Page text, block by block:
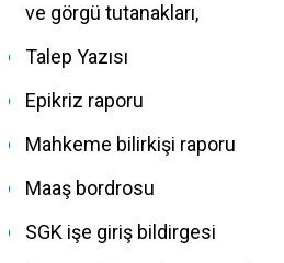
ve görgü tutanakları,
Talep Yazısı
Epikriz raporu
Mahkeme bilirkişi raporu
Maaş bordrosu
SGK işe giriş bildirgesi